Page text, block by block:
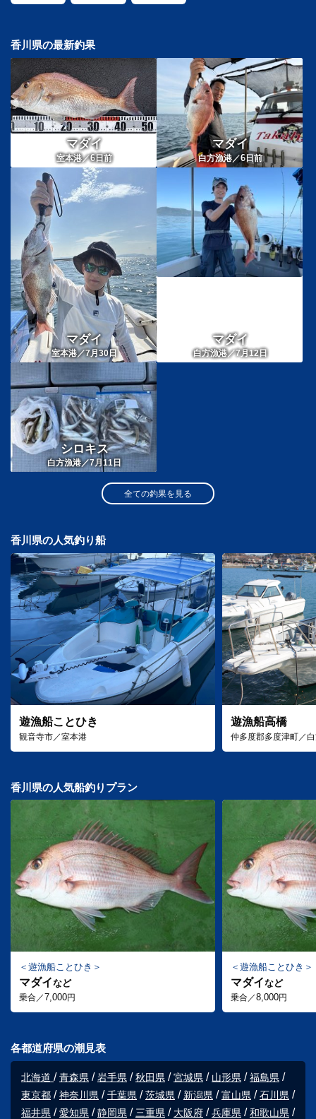
香川県の最新釣果
マダイ
室本港／6日前
マダイ
白方漁港／6 日前
マダイ
室本港／7月30日
マダイ
白方漁港／7月12日
シロキス
白方漁港／7月11日
全ての釣果を見る
香川県の人気釣り船
遊漁船ことひき
観音寺市／室本港
遊漁船高橋
仲多度郡多度津町／
香川県の人気船釣りプラン
遊漁船ことひき
マダイなど
乗合／7,000円
遊漁船ことひき
マダイなど
乗合／8,000円
各都道府県の潮見表
北海道 青森県 岩手県 秋田県 宮城県 山形県
福島県
東京都
神奈川県 千葉県 茨城県 新潟県 富山県
石川県
福井県
愛知県 静岡県 三重県 大阪府 兵庫県
和歌山県